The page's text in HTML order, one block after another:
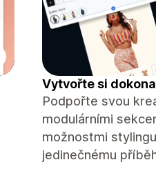
Vytvořte si
Podpořte svou
modulárními
možnostmi
jedinečnému